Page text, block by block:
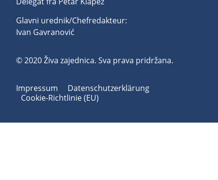
Glavni urednik/Chefredakteur:
Ivan Gavranović
© 2020 Živa zajednica. Sva prava pridržana.
Impressum
Datenschutzerklärung
Cookie-Richtlinie (EU)